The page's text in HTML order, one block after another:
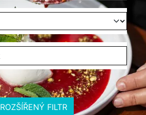
ROZŠÍŘENÝ FILTR